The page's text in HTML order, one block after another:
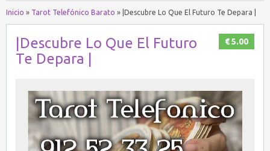
Inicio » Tarot Telefónico Barato » |Descubre Lo Que El Futuro Te Depara |
€ 5.00
|Descubre Lo Que El Futuro
Te Depara |